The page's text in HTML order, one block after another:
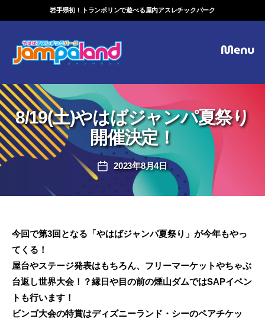
岩手県初！トランポリンで遊べる屋内アスレチックパーク
ャ
ン
パ
ラ
ン
ド
Menu
8/19(土)やはばジャンパ夏祭り
開催決定！
投
稿
日
2023年8月4日
今回で第3回となる「やはばジャンパ夏祭り」が今年もやっ
てくる！
屋台やステージ発表はもちろん、フリーマーケットやちゃぶ
台返し世界大会！？縁日や目の前の煙山ダムではSAPイベン
トも行います！
ビンゴ大会の特賞はディズニーランド・シーのペアチケッ